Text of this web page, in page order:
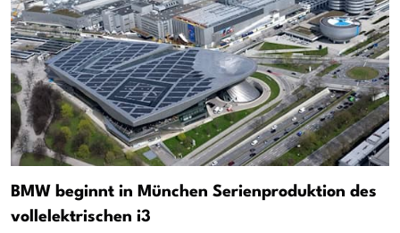
BMW beginnt in München Serienproduktion des
vollelektrischen i3